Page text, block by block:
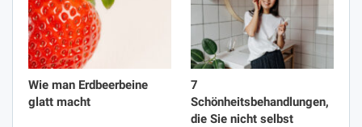
Wie man Erdbeerbeine
glatt macht
7
Schönheitsbehandlungen,
die Sie nicht selbst